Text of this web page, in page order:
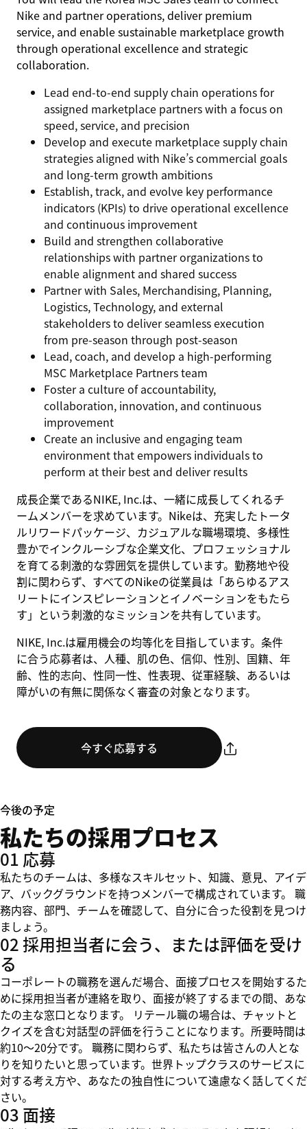
Nike and partner operations, deliver premium
service, and enable sustainable marketplace growth
through operational excellence and strategic
collaboration.
Lead end-to-end supply chain operations for
assigned marketplace partners with a focus on
speed, service, and precision
Develop and execute marketplace supply chain
strategies aligned with Nike’s commercial goals
and long-term growth ambitions
Establish, track, and evolve key performance
indicators (KPIs) to drive operational excellence
and continuous improvement
Build and strengthen collaborative
relationships with partner organizations to
enable alignment and shared success
Partner with Sales, Merchandising, Planning,
Logistics, Technology, and external
stakeholders to deliver seamless execution
from pre-season through post-season
Lead, coach, and develop a high-performing
MSC Marketplace Partners team
Foster a culture of accountability,
collaboration, innovation, and continuous
improvement
Create an inclusive and engaging team
environment that empowers individuals to
perform at their best and deliver results
成長企業であるNIKE, Inc.は、一緒に成長してくれるチ
ームメンバーを求めています。Nikeは、充実したトータ
ルリワードパッケージ、カジュアルな職場環境、多様性
豊かでインクルーシブな企業文化、プロフェッショナル
を育てる刺激的な雰囲気を提供しています。勤務地や役
割に関わらず、すべてのNikeの従業員は「あらゆるアス
リートにインスピレーションとイノベーションをもたら
す」という刺激的なミッションを共有しています。
NIKE, Inc.は雇用機会の均等化を目指しています。条件
に合う応募者は、人種、肌の色、信仰、性別、国籍、年
齢、性的志向、性同一性、性表現、従軍経験、あるいは
障がいの有無に関係なく審査の対象となります。
今すぐ応募する
今後の予定
私たちの採用プロセス
01 応募
私たちのチームは、多様なスキルセット、知識、意見、アイデ
ア、バックグラウンドを持つメンバーで構成されています。 職
務内容、部門、チームを確認して、自分に合った役割を見つけ
ましょう。
02 採用担当者に会う、または評価を受け
る
コーポレートの職務を選んだ場合、面接プロセスを開始するた
めに採用担当者が連絡を取り、面接が終了するまでの間、あな
たの主な窓口となります。 リテール職の場合は、チャットと
クイズを含む対話型の評価を行うことになります。所要時間は
約10～20分です。 職務に関わらず、私たちは皆さんの人とな
りを知りたいと思っています。世界トップクラスのサービスに
対する考え方や、あなたの独自性について遠慮なく話してくだ
さい。
03 面接